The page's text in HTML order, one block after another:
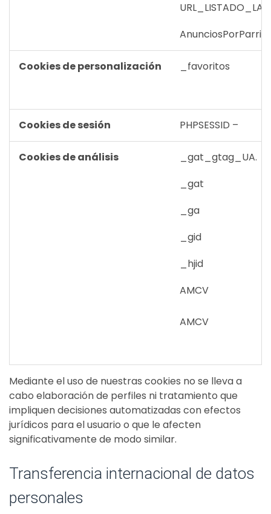
Cookies de personalización _favoritos
Cookies de sesión PHPSESSID –
Cookies de análisis
_gat_gtag_UA.
_gat
_ga
_gid
_hjid
AMCV
AMCV
Mediante el uso de nuestras cookies no se lleva a
cabo elaboración de perfiles ni tratamiento que
impliquen decisiones automatizadas con efectos
jurídicos para el usuario o que le afecten
significativamente de modo similar.
Transferencia internacional de datos
personales